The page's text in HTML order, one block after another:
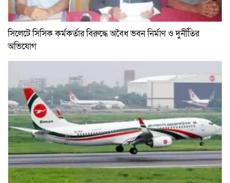
সিলেটে সিসিক কর্মকর্তার বিরুদ্ধে অবৈধ ভবন নির্মাণ ও দুর্নীতির
অভিযোগ